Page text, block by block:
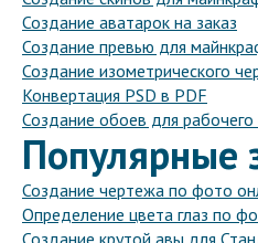
Создание аватарок на заказ
Создание превью для
Создание изометрического
Конвертация PSD в PDF
Создание обоев для рабочего
Популярные
Создание чертежа по фото
Определение цвета глаз по